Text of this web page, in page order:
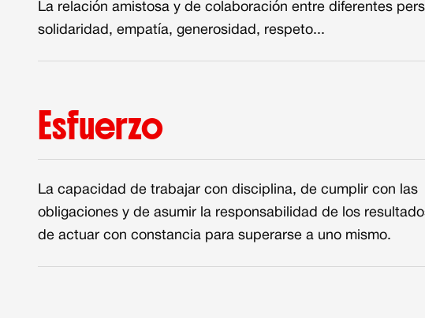
La relación amistosa y de colaboración entre diferentes
solidaridad, empatía, generosidad, respeto...
Esfuerzo
La capacidad de trabajar con disciplina, de cumplir con las
obligaciones y de asumir la responsabilidad de los
de actuar con constancia para superarse a uno mismo.